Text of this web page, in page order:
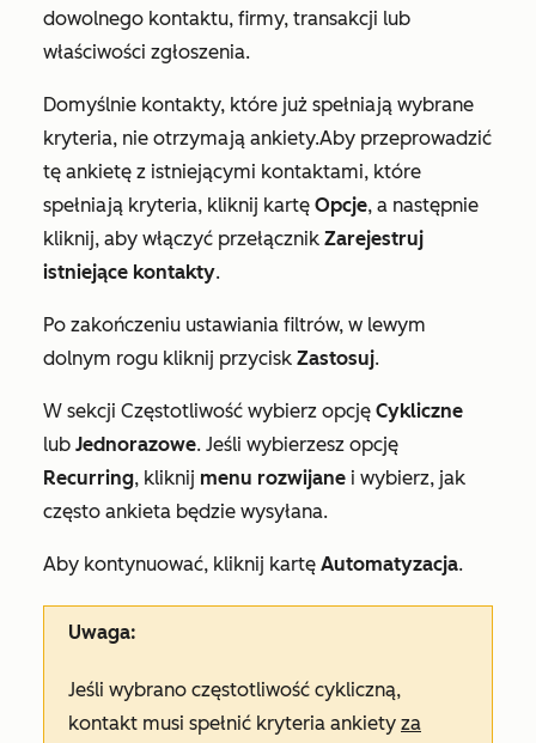
dowolnego kontaktu, firmy, transakcji lub
właściwości zgłoszenia.
Domyślnie kontakty, które już spełniają wybrane
kryteria, nie otrzymają ankiety.Aby przeprowadzić
tę ankietę z istniejącymi kontaktami, które
spełniają kryteria, kliknij kartę Opcje, a następnie
kliknij, aby włączyć przełącznik Zarejestruj
istniejące kontakty.
Po zakończeniu ustawiania filtrów, w lewym
dolnym rogu kliknij przycisk Zastosuj.
W sekcji Częstotliwość wybierz opcję Cykliczne
lub Jednorazowe. Jeśli wybierzesz opcję
Recurring, kliknij menu rozwijane i wybierz, jak
często ankieta będzie wysyłana.
Aby kontynuować, kliknij kartę Automatyzacja.
Uwaga:
Jeśli wybrano częstotliwość cykliczną,
kontakt musi spełnić kryteria ankiety za